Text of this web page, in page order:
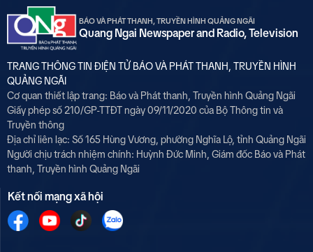
BÁO VÀ PHÁT THANH, TRUYỀN HÌNH QUẢNG NGÃI
Quang Ngai Newspaper and Radio, Television
TRANG THÔNG TIN ĐIỆN TỬ BÁO VÀ PHÁT THANH, TRUYỀN HÌNH
QUẢNG NGÃI
Cơ quan thiết lập trang: Báo và Phát thanh, Truyền hình Quảng Ngãi
Giấy phép số 210/GP-TTĐT ngày 09/11/2020 của Bộ Thông tin và
Truyền thông
Địa chỉ liên lạc: Số 165 Hùng Vương, phường Nghĩa Lộ, tỉnh Quảng Ngãi
Người chịu trách nhiệm chính: Huỳnh Đức Minh, Giám đốc Báo và Phát
thanh, Truyền hình Quảng Ngãi
Kết nối mạng xã hội